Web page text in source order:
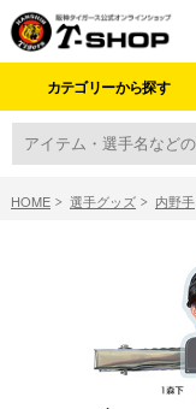
カテゴリーから探す
HOME 選手グッズ 内野手